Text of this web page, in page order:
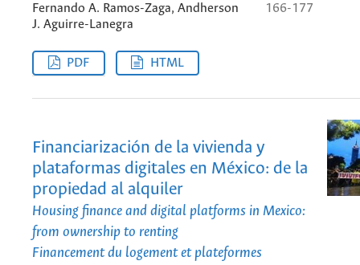
Fernando A. Ramos-Zaga, Andherson
J. Aguirre-Lanegra
166-177
PDF HTML
Financiarización de la vivienda y
plataformas digitales en México: de la
propiedad al alquiler
Housing finance and digital platforms in Mexico:
from ownership to renting
Financement du logement et plateformes